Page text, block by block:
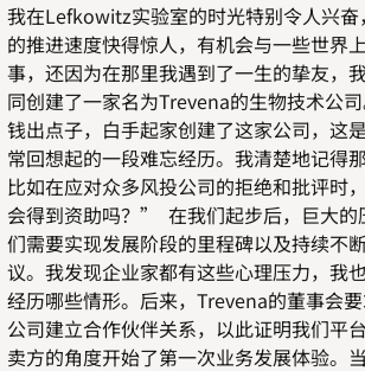
我在Lefkowitz实验室的时光特别令人兴
的推进速度快得惊人，有机会与一些世界
事，还因为在那里我遇到了一生的挚友，
同创建了一家名为Trevena的生物技术公
钱出点子，白手起家创建了这家公司，这
常回想起的一段难忘经历。我清楚地记得
比如在应对众多风投公司的拒绝和批评时
会得到资助吗？” 在我们起步后，巨大的
们需要实现发展阶段的里程碑以及持续不
议。我发现企业家都有这些心理压力，我
经历哪些情形。后来，Trevena的董事会
公司建立合作伙伴关系，以此证明我们平
卖方的角度开始了第一次业务发展体验。